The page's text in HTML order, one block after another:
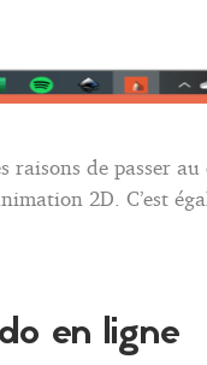
raisons de passer
2D. C’est
en ligne